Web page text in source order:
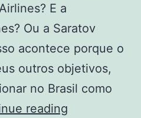
E a
Ou a Saratov
acontece porque o
outros objetivos,
no Brasil como
reading